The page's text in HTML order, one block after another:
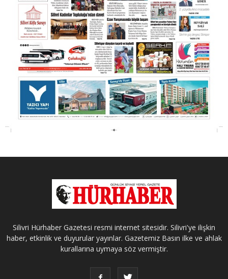
Silivri Hürhaber Gazetesi resmi internet sitesidir. Silivri'ye ilişkin
haber, etkinlik ve duyurular yayınlar. Gazetemiz Basın ilke ve ahlak
kurallarına uymaya söz vermiştir.